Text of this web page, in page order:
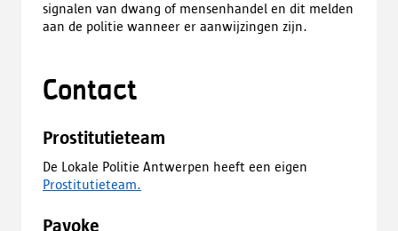
n
w
signalen van dwang of mensenhandel en dit melden
aan de politie wanneer er aanwijzingen zijn.
Contact
Prostitutieteam
De Lokale Politie Antwerpen heeft een eigen
Prostitutieteam.
Payoke